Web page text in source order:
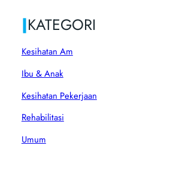
|KATEGORI
Kesihatan Am
Ibu & Anak
Kesihatan Pekerjaan
Rehabilitasi
Umum